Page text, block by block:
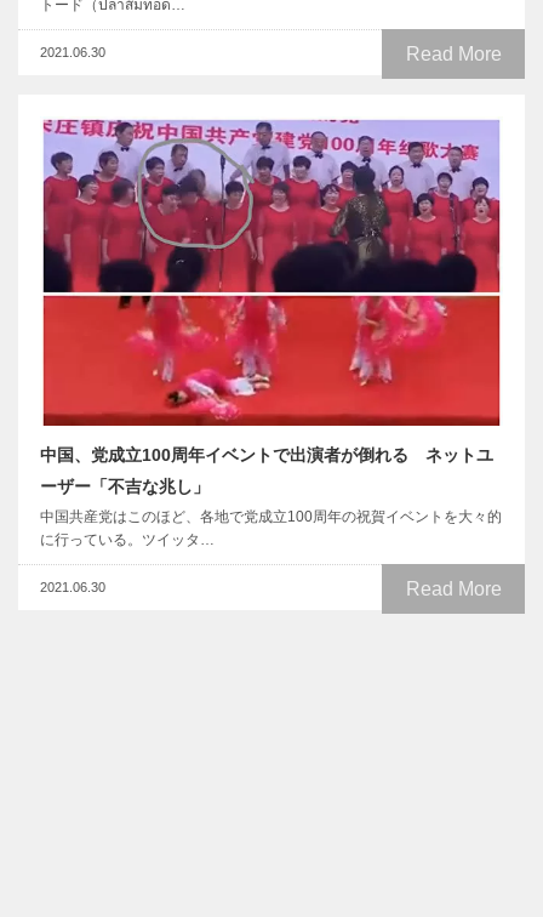
トード（ปลาส้มทอด…
Read More
2021.06.30
中国、党成立100周年イベントで出演者が倒れる ネットユ
ーザー「不吉な兆し」
中国共産党はこのほど、各地で党成立100周年の祝賀イベントを大々的
に行っている。ツイッタ…
Read More
2021.06.30